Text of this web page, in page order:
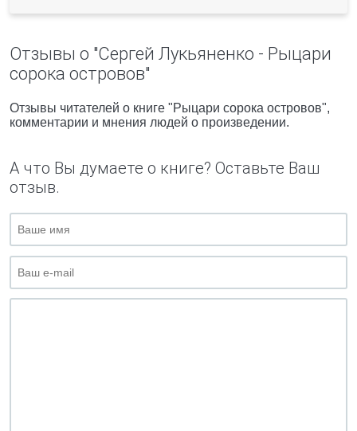
Отзывы о "Сергей Лукьяненко - Рыцари
сорока островов"
Отзывы читателей о книге "Рыцари сорока островов",
комментарии и мнения людей о произведении.
А что Вы думаете о книге? Оставьте Ваш
отзыв.